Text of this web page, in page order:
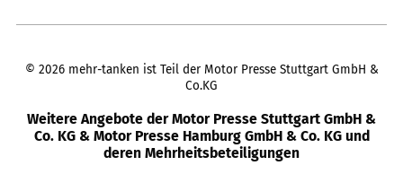
© 2026 mehr-tanken ist Teil der Motor Presse Stuttgart GmbH &
Co.KG
Weitere Angebote der Motor Presse Stuttgart GmbH &
Co. KG & Motor Presse Hamburg GmbH & Co. KG und
deren Mehrheitsbeteiligungen